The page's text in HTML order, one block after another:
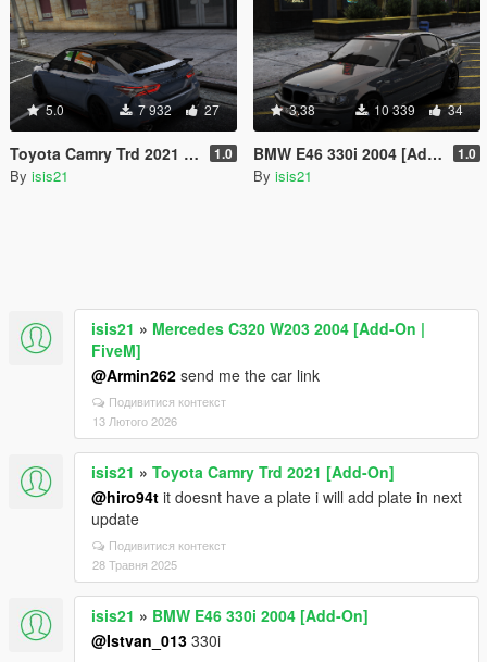
5.0 7 932 27
Toyota Camry Trd 2021 [Add-On] 1.0
By isis21
3.38 10 339 34
BMW E46 330i 2004 [Add-On] 1.0
By isis21
isis21 » Mercedes C320 W203 2004 [Add-On |
FiveM]
@Armin262 send me the car link
Подивитися контекст
13 Лютого 2026
isis21 » Toyota Camry Trd 2021 [Add-On]
@hiro94t it doesnt have a plate i will add plate in next
update
Подивитися контекст
28 Травня 2025
isis21 » BMW E46 330i 2004 [Add-On]
@Istvan_013 330i